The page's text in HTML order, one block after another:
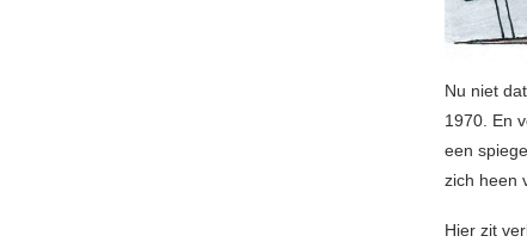
Nu niet
1970. En
een
zich heen
Hier zit